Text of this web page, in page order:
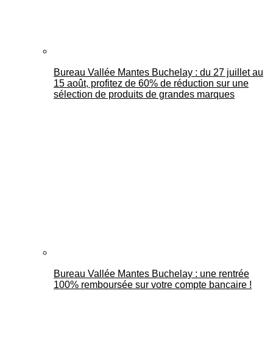
Bureau Vallée Mantes Buchelay : du 27 juillet au
15 août, profitez de 60% de réduction sur une
sélection de produits de grandes marques
Bureau Vallée Mantes Buchelay : une rentrée
100% remboursée sur votre compte bancaire !